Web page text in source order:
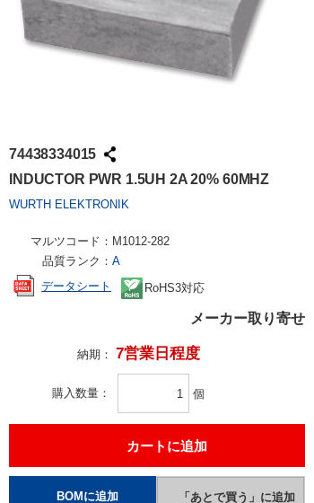
74438334015
INDUCTOR PWR 1.5UH 2A 20% 60MHZ
WURTH ELEKTRONIK
マルツコード： M1012-282
品質ランク： A
データシート
RoHS3対応
メーカー取り寄せ
納期： 7営業日程度
購入数量 個